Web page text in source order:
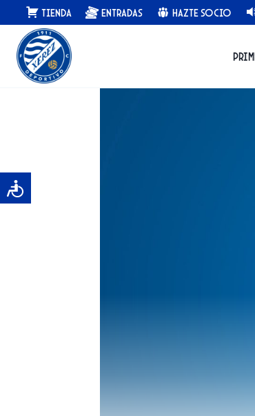
Saltar
al
contenido
Tienda Entradas Hazte Socio